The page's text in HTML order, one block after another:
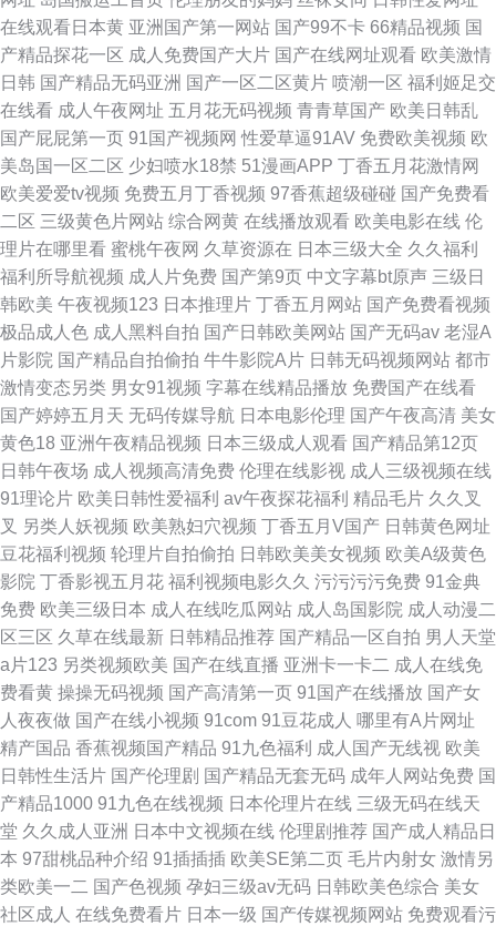
在线观看日本黄 亚洲国产第一网站 国产99不卡 66精品视频 国
产精品探花一区 成人免费国产大片 国产在线网址观看 欧美激情
日韩 国产精品无码亚洲 国产一区二区黄片 喷潮一区 福利姬足交
在线看 成人午夜网址 五月花无码视频 青青草国产 欧美日韩乱
国产屁屁第一页 91国产视频网 性爱草逼91AV 免费欧美视频 欧
美岛国一区二区 少妇喷水18禁 51漫画APP 丁香五月花激情网
欧美爱爱tv视频 免费五月丁香视频 97香蕉超级碰碰 国产免费看
二区 三级黄色片网站 综合网黄 在线播放观看 欧美电影在线 伦
理片在哪里看 蜜桃午夜网 久草资源在 日本三级大全 久久福利
福利所导航视频 成人片免费 国产第9页 中文字幕bt原声 三级日
韩欧美 午夜视频123 日本推理片 丁香五月网站 国产免费看视频
极品成人色 成人黑料自拍 国产日韩欧美网站 国产无码av 老湿A
片影院 国产精品自拍偷拍 牛牛影院A片 日韩无码视频网站 都市
激情变态另类 男女91视频 字幕在线精品播放 免费国产在线看
国产婷婷五月天 无码传媒导航 日本电影伦理 国产午夜高清 美女
黄色18 亚洲午夜精品视频 日本三级成人观看 国产精品第12页
日韩午夜场 成人视频高清免费 伦理在线影视 成人三级视频在线
91理论片 欧美日韩性爱福利 av午夜探花福利 精品毛片 久久叉
叉 另类人妖视频 欧美熟妇穴视频 丁香五月V国产 日韩黄色网址
豆花福利视频 轮理片自拍偷拍 日韩欧美美女视频 欧美A级黄色
影院 丁香影视五月花 福利视频电影久久 污污污污免费 91金典
免费 欧美三级日本 成人在线吃瓜网站 成人岛国影院 成人动漫二
区三区 久草在线最新 日韩精品推荐 国产精品一区自拍 男人天堂
a片123 另类视频欧美 国产在线直播 亚洲卡一卡二 成人在线免
费看黄 操操无码视频 国产高清第一页 91国产在线播放 国产女
人夜夜做 国产在线小视频 91com 91豆花成人 哪里有A片网址
精产国品 香蕉视频国产精品 91九色福利 成人国产无线视 欧美
日韩性生活片 国产伦理剧 国产精品无套无码 成年人网站免费 国
产精品1000 91九色在线视频 日本伦理片在线 三级无码在线天
堂 久久成人亚洲 日本中文视频在线 伦理剧推荐 国产成人精品日
本 97甜桃品种介绍 91插插插 欧美SE第二页 毛片内射女 激情另
类欧美一二 国产色视频 孕妇三级av无码 日韩欧美色综合 美女
社区成人 在线免费看片 日本一级 国产传媒视频网站 免费观看污